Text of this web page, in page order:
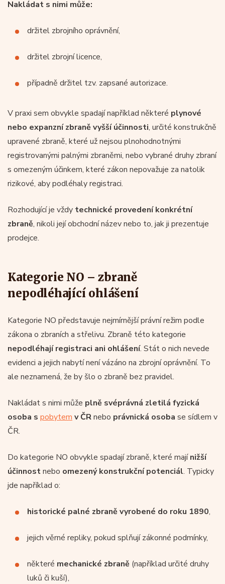
Nakládat s nimi může:
držitel zbrojního oprávnění,
držitel zbrojní licence,
případně držitel tzv. zapsané autorizace.
V praxi sem obvykle spadají například některé plynové
nebo expanzní zbraně vyšší účinnosti, určité konstrukčně
upravené zbraně, které už nejsou plnohodnotnými
registrovanými palnými zbraněmi, nebo vybrané druhy zbraní
s omezeným účinkem, které zákon nepovažuje za natolik
rizikové, aby podléhaly registraci.
Rozhodující je vždy technické provedení konkrétní
zbraně, nikoli její obchodní název nebo to, jak ji prezentuje
prodejce.
Kategorie NO – zbraně
nepodléhající ohlášení
Kategorie NO představuje nejmírnější právní režim podle
zákona o zbraních a střelivu. Zbraně této kategorie
nepodléhají registraci ani ohlášení. Stát o nich nevede
evidenci a jejich nabytí není vázáno na zbrojní oprávnění. To
ale neznamená, že by šlo o zbraně bez pravidel.
Nakládat s nimi může plně svéprávná zletilá fyzická
osoba s pobytem v ČRnebo právnická osoba se sídlem v
ČR.
Do kategorie NO obvykle spadají zbraně, které majínižší
účinnostnebo omezený konstrukční potenciál. Typicky
jde například o:
historické palné zbraně vyrobené do roku 1890,
jejich věrné repliky, pokud splňují zákonné podmínky,
některé mechanické zbraně (například určité druhy
luků či kuší),